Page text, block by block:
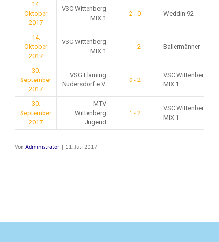
14.
Oktober
2017
VSC Wittenberg
MIX 1
2 - 0 Weddin 92
14.
Oktober
2017
VSC Wittenberg
MIX 1
1 - 2 Ballermänner
30.
September
2017
VSG Fläming
Nudersdorf e.V.
0 - 2
VSC Wittenberg
MIX 1
30.
September
2017
MTV
Wittenberg
Jugend
1 - 2
VSC Wittenberg
MIX 1
Von Administrator | 11. Juli 2017